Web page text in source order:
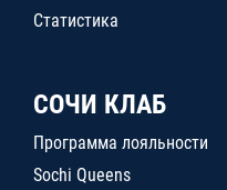
Статистика
СОЧИ КЛАБ
Программа лояльности
Sochi Queens